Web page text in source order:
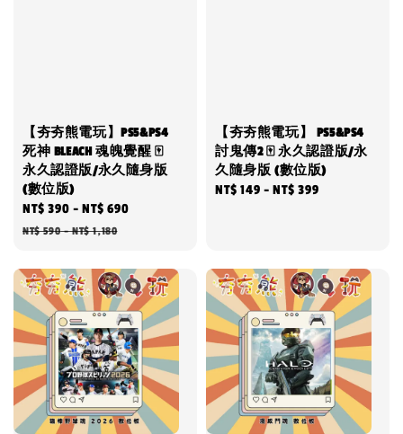
【夯夯熊電玩】PS5&PS4
死神 BLEACH 魂魄覺醒 🀄
永久認證版/永久隨身版
(數位版)
Sale
price
NT$ 390 -NT$ 690
NT$ 590-NT$ 1,180
【夯夯熊電玩】 PS5&PS4
討鬼傳2 🀄 永久認證版/永
久隨身版 (數位版)
Regular
NT$ 149 -NT$ 399